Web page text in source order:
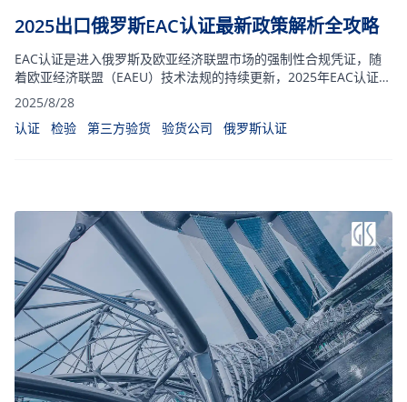
2025出口俄罗斯EAC认证最新政策解析全攻略
EAC认证‌是进入俄罗斯及欧亚经济联盟市场的强制性合规凭证，随
着欧亚经济联盟（EAEU）技术法规的持续更新，2025年EAC认证流
程与要求迎来多项调整。接下来GIS鼎嘉质量将分享有关EAC认证有
关的知识，带你了解2025最新版俄罗斯EAC认证指南。
2025/8/28
认证
检验 第三方验货 验货公司 俄罗斯认证